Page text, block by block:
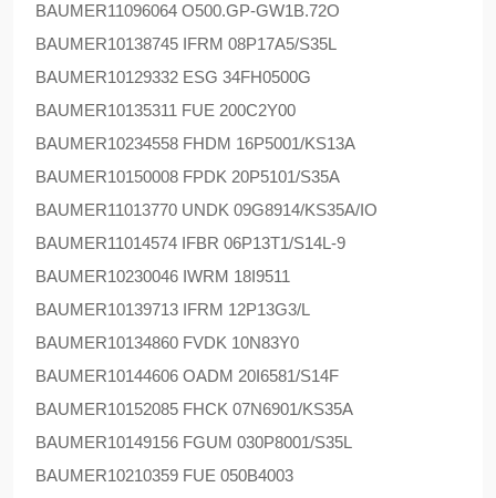
BAUMER11096064 O500.GP-GW1B.72O
BAUMER10138745 IFRM 08P17A5/S35L
BAUMER10129332 ESG 34FH0500G
BAUMER10135311 FUE 200C2Y00
BAUMER10234558 FHDM 16P5001/KS13A
BAUMER10150008 FPDK 20P5101/S35A
BAUMER11013770 UNDK 09G8914/KS35A/IO
BAUMER11014574 IFBR 06P13T1/S14L-9
BAUMER10230046 IWRM 18I9511
BAUMER10139713 IFRM 12P13G3/L
BAUMER10134860 FVDK 10N83Y0
BAUMER10144606 OADM 20I6581/S14F
BAUMER10152085 FHCK 07N6901/KS35A
BAUMER10149156 FGUM 030P8001/S35L
BAUMER10210359 FUE 050B4003